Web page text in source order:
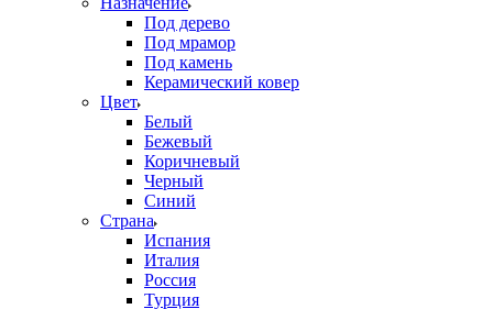
Под дерево
Под мрамор
Под камень
Керамический ковер
Цвет
Белый
Бежевый
Коричневый
Черный
Синий
Страна
Испания
Италия
Россия
Турция